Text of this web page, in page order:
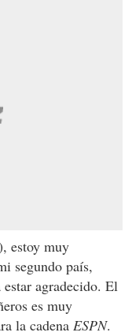
estoy muy
segundo país,
agradecido. El
es muy
la cadena ESPN.